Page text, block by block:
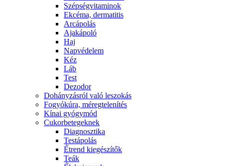
Szépségvitaminok
Ekcéma, dermatitis
Arcápolás
Ajakápoló
Haj
Napvédelem
Kéz
Láb
Test
Dezodor
Dohányzásról való leszokás
Fogyókúra, méregtelenítés
Kínai gyógymód
Cukorbetegeknek
Diagnosztika
Testápolás
É́trend kiegészítők
Teák